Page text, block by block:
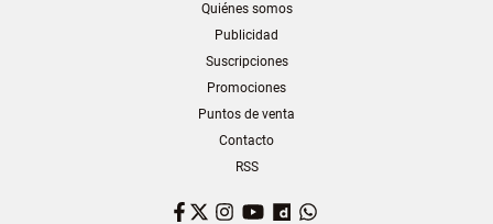
Quiénes somos
Publicidad
Suscripciones
Promociones
Puntos de venta
Contacto
RSS
Facebook
TwitterInstagram
YouTubeDailymotion